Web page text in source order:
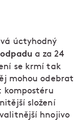
úctyhodný
a za 24
se krmí tak
mohou odebrat
kompostéru
složení
hnojivo